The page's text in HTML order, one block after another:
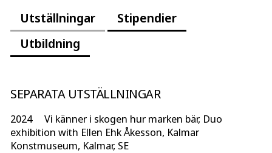
Utställningar
Stipendier
Utbildning
SEPARATA UTSTÄLLNINGAR
2024 Vi känner i skogen hur marken bär, Duo
exhibition with Ellen Ehk Åkesson, Kalmar
Konstmuseum, Kalmar, SE